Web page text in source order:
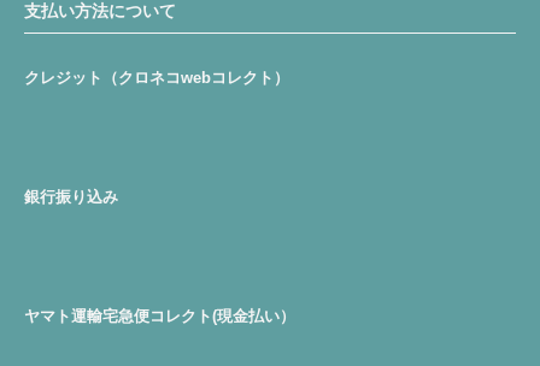
支払い方法について
クレジット（クロネコwebコレクト）
銀行振り込み
ヤマト運輸宅急便コレクト(現金払い）